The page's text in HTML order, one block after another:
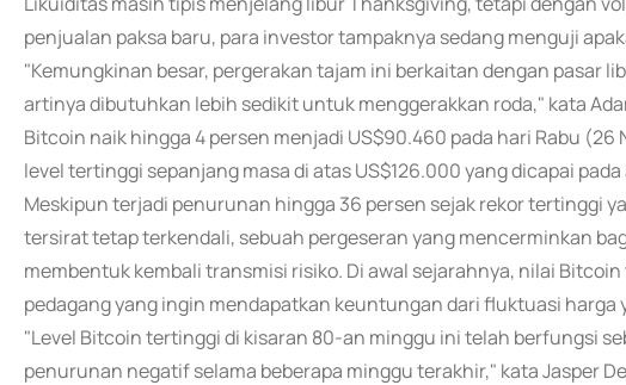
penjualan paksa baru, para investor tampaknya sedang menguji
"Kemungkinan besar, pergerakan tajam ini berkaitan dengan pasar
artinya dibutuhkan lebih sedikit untuk menggerakkan roda," kata
Bitcoin naik hingga 4 persen menjadi US$90.460 pada hari Rabu
level tertinggi sepanjang masa di atas US$126.000 yang dicapai
Meskipun terjadi penurunan hingga 36 persen sejak rekor tertinggi
tersirat tetap terkendali, sebuah pergeseran yang mencerminkan
membentuk kembali transmisi risiko. Di awal sejarahnya, nilai
pedagang yang ingin mendapatkan keuntungan dari fluktuasi harga
"Level Bitcoin tertinggi di kisaran 80-an minggu ini telah berfungsi
penurunan negatif selama beberapa minggu terakhir," kata Jasper